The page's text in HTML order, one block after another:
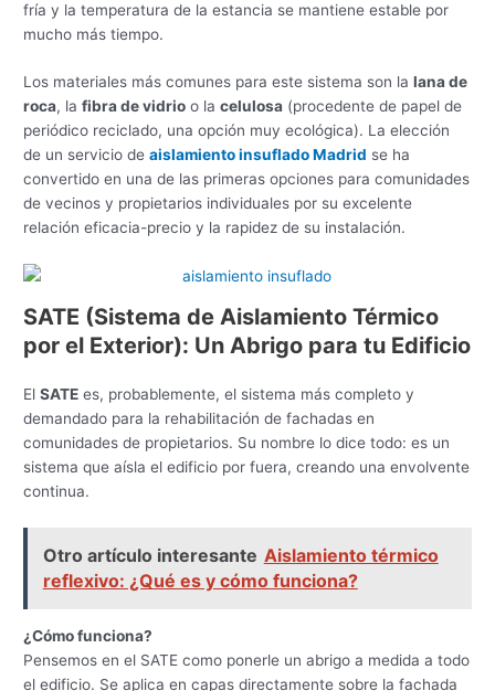
fría y la temperatura de la estancia se mantiene estable por
mucho más tiempo.
Los materiales más comunes para este sistema son lalana de
roca, lafibra de vidrio o lacelulosa (procedente de papel de
periódico reciclado, una opción muy ecológica). La elección
de un servicio deaislamiento insuflado Madrid se ha
convertido en una de las primeras opciones para comunidades
de vecinos y propietarios individuales por su excelente
relación eficacia-precio y la rapidez de su instalación.
SATE (Sistema de Aislamiento Térmico
por el Exterior): Un Abrigo para tu Edificio
ElSATE es, probablemente, el sistema más completo y
demandado para la rehabilitación de fachadas en
comunidades de propietarios. Su nombre lo dice todo: es un
sistema que aísla el edificio por fuera, creando una envolvente
continua.
Otro artículo interesante Aislamiento térmico
reflexivo: ¿Qué es y cómo funciona?
¿Cómo funciona?
Pensemos en el SATE como ponerle un abrigo a medida a todo
el edificio. Se aplica en capas directamente sobre la fachada